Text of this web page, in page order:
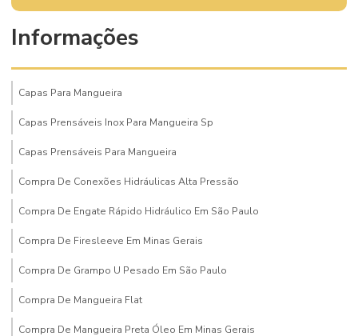
Informações
Capas Para Mangueira
Capas Prensáveis Inox Para Mangueira Sp
Capas Prensáveis Para Mangueira
Compra De Conexões Hidráulicas Alta Pressão
Compra De Engate Rápido Hidráulico Em São Paulo
Compra De Firesleeve Em Minas Gerais
Compra De Grampo U Pesado Em São Paulo
Compra De Mangueira Flat
Compra De Mangueira Preta Óleo Em Minas Gerais